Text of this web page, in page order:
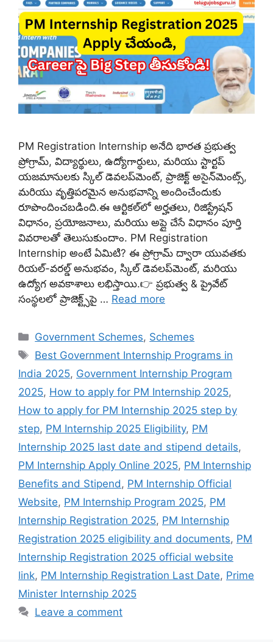
PM Registration Internship అనేది భారత ప్రభుత్వ
ప్రోగ్రామ్, విద్యార్థులు, ఉద్యోగార్ధులు, మరియు స్టార్టప్
యజమానులకు స్కిల్ డెవలప్‌మెంట్, ప్రాజెక్ట్ అసైన్‌మెంట్స్,
మరియు వృత్తిపరమైన అనుభవాన్ని అందించేందుకు
రూపొందించబడింది.ఈ ఆర్టికల్‌లో అర్హతలు, రిజిస్ట్రేషన్
విధానం, ప్రయోజనాలు, మరియు అప్లై చేసే విధానం పూర్తి
వివరాలతో తెలుసుకుందాం. PM Registration
Internship అంటే ఏమిటి? ఈ ప్రోగ్రామ్‌ ద్వారా యువతకు
రియల్-వరల్డ్ అనుభవం, స్కిల్ డెవలప్‌మెంట్, మరియు
ఉద్యోగ అవకాశాలు లభిస్తాయి.👉 ప్రభుత్వ & ప్రైవేట్
సంస్థలలో ప్రాజెక్ట్స్‌పై … Read more
Categories
Government Schemes, Schemes
Tags
Best Government Internship Programs in
India 2025, Government Internship Program
2025, How to apply for PM Internship 2025,
How to apply for PM Internship 2025 step by
step, PM Internship 2025 Eligibility, PM
Internship 2025 last date and stipend details,
PM Internship Apply Online 2025, PM Internship
Benefits and Stipend , PM Internship Official
Website, PM Internship Program 2025, PM
Internship Registration 2025, PM Internship
Registration 2025 eligibility and documents, PM
Internship Registration 2025 official website
link, PM Internship Registration Last Date, Prime
Minister Internship 2025
Leave a comment